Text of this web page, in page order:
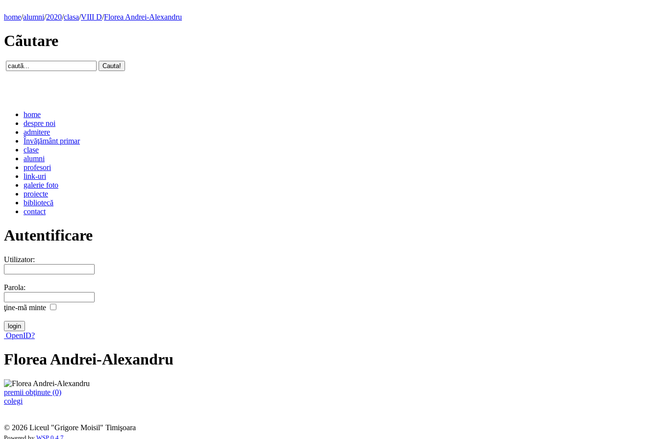
home/alumni/2020/clasa/VIII D/Florea Andrei-Alexandru
Cãutare
home
despre noi
admitere
Învăţământ primar
clase
alumni
profesori
link-uri
galerie foto
proiecte
bibliotecă
contact
Autentificare
Utilizator:
Parola:
ţine-mã minte
OpenID?
Florea Andrei-Alexandru
premii obţinute (0)
colegi
© 2026 Liceul "Grigore Moisil" Timişoara